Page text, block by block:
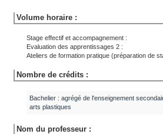
Volume horaire :
Stage effectif et accompagnement :
Evaluation des apprentissages 2 :
Ateliers de formation pratique (préparation de
Nombre de crédits :
Bachelier : agrégé de l'enseignement
arts plastiques
Nom du professeur :